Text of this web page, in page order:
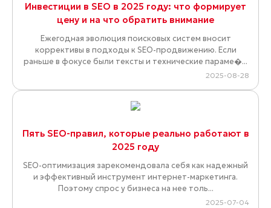
Инвестиции в SEO в 2025 году: что формирует
цену и на что обратить внимание
Ежегодная эволюция поисковых систем вносит
коррективы в подходы к SEO-продвижению. Если
раньше в фокусе были тексты и технические параме�...
2025-08-28
Пять SEO-правил, которые реально работают в
2025 году
SEO-оптимизация зарекомендовала себя как надежный
и эффективный инструмент интернет-маркетинга.
Поэтому спрос у бизнеса на нее толь...
2025-07-04